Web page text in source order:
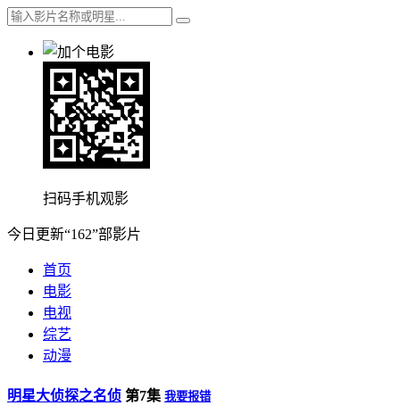
扫码手机观影
今日更新“162”部影片
首页
电影
电视
综艺
动漫
明星大侦探之名侦 第7集 我要报错